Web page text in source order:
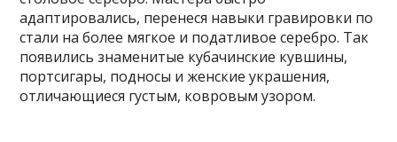
адаптировались, перенеся навыки гравировки по
стали на более мягкое и податливое серебро. Так
появились знаменитые кубачинские кувшины,
портсигары, подносы и женские украшения,
отличающиеся густым, ковровым узором.